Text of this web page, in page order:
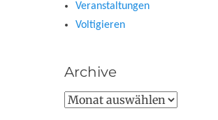
Veranstaltungen
Voltigieren
Archive
Archive